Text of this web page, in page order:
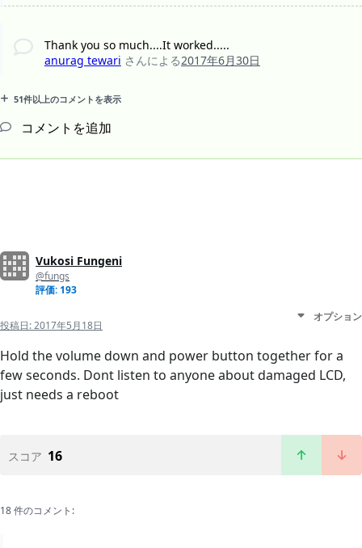
Thank you so much....It worked.....
anurag tewari さんによる2017年6月30日
51件以上のコメントを表示
コメントを追加
Vukosi Fungeni
@fungs
評価: 193
投稿日:2017年5月18日
オプション
Hold the volume down and power button together for a
few seconds. Dont listen to anyone about damaged LCD,
just needs a reboot
スコア 16
18 件のコメント: